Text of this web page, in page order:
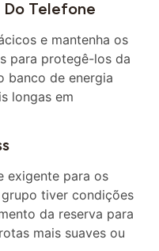
e mantenha os
para protegê-los da
banco de energia
longas em
tiver condições
da reserva para
mais suaves ou